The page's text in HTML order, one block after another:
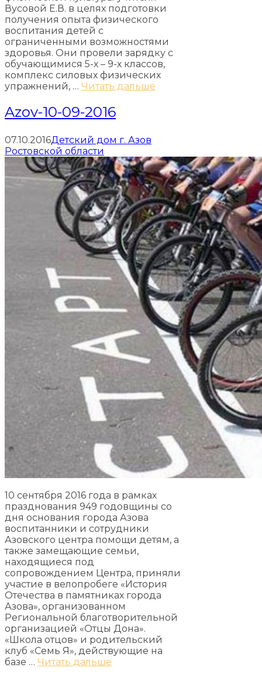
Вусовой Е.В. в целях подготовки
получения опыта физического
воспитания детей с
ограниченными возможностями
здоровья. Они провели зарядку с
обучающимися 5-х – 9-х классов,
комплекс силовых физических
упражнений, … Читать дальше
Azov-10-09-2016
07.10.2016Детский дом г. Азов
Ростовской области
10 сентября 2016 года в рамках
празднования 949 годовщины со
дня основания города Азова
воспитанники и сотрудники
Азовского центра помощи детям, а
также замещающие семьи,
находящиеся под
сопровождением Центра, приняли
участие в велопробеге «История
Отечества в памятниках города
Азова», организованном
Региональной благотворительной
организацией «Отцы Дона».
«Школа отцов» и родительский
клуб «Семь Я», действующие на
базе … Читать дальше